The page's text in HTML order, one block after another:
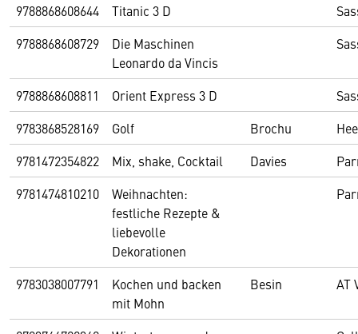
9788868608644
Titanic 3 D
9788868608729
Die Maschinen
Leonardo da Vincis
9788868608811 Orient Express 3 D
9783868528169
Golf Brochu
9781472354822
Mix, shake, Cocktail Davies
9781474810210
Weihnachten:
festliche Rezepte &
liebevolle
Dekorationen
9783038007791
Kochen und backen
mit Mohn
Besin AT